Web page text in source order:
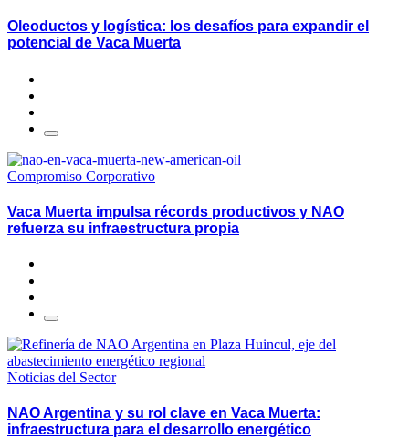
Oleoductos y logística: los desafíos para expandir el
potencial de Vaca Muerta
Compromiso Corporativo
Vaca Muerta impulsa récords productivos y NAO
refuerza su infraestructura propia
Noticias del Sector
NAO Argentina y su rol clave en Vaca Muerta:
infraestructura para el desarrollo energético